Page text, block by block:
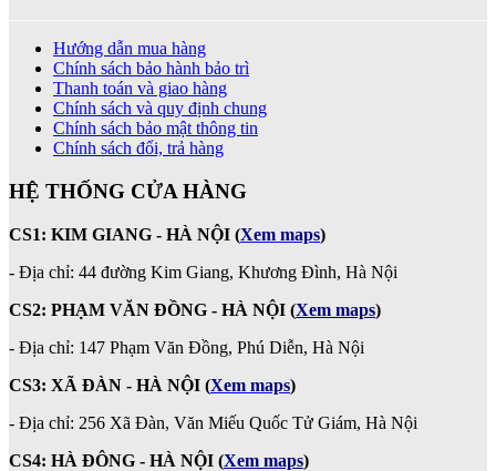
Hướng dẫn mua hàng
Chính sách bảo hành bảo trì
Thanh toán và giao hàng
Chính sách và quy định chung
Chính sách bảo mật thông tin
Chính sách đổi, trả hàng
HỆ THỐNG CỬA HÀNG
CS1: KIM GIANG - HÀ NỘI (Xem maps)
- Địa chỉ: 44 đường Kim Giang, Khương Đình, Hà Nội
CS2: PHẠM VĂN ĐỒNG - HÀ NỘI (Xem maps)
- Địa chỉ: 147 Phạm Văn Đồng, Phú Diễn, Hà Nội
CS3: XÃ ĐÀN - HÀ NỘI (Xem maps)
- Địa chỉ: 256 Xã Đàn, Văn Miếu Quốc Tử Giám, Hà Nội
CS4: HÀ ĐÔNG - HÀ NỘI (Xem maps)